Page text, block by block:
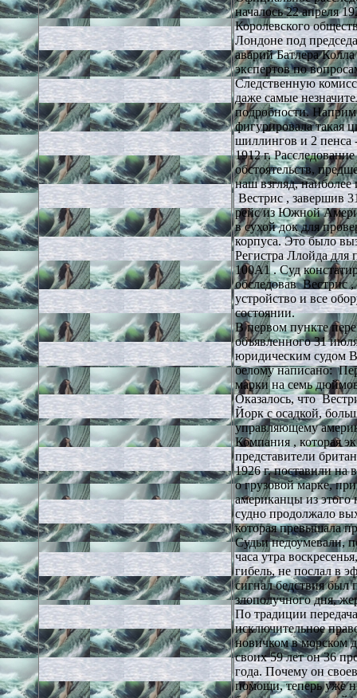
началось 22 апреля
Королевского
Лондоне под
аварий Батлера
экспертов по
Следственную
даже самые
подробности.
фигурировала такая
шиллингов и 2 пенса
1912 г.
обстоятельств,
наш взгляд,
Вестрис , завершив
рейс из Южной
в сухой док для
корпуса. Это было
Регистра Ллойда для
100А1 . Суд
обследовав Вестрис
устройство и все
состоянии.
В первом пункте
объявленного 31
юридическим судом
белому написано:
марки на семь
Оказалось, что
Йорк с осадкой,
управляющему
Компания , которая
представители
1926 г. поставили на
о грузовой марке,
американцы из этого
судно продолжало
которая превышала
Судьи недоумевали,
часа утра
гибель, не послал в
сигнал бедствия был
злополучного дня,
По традиции
исключительное
новичком в морском
своих 59 лет он 36
года. Почему он
помощи, теперь уже